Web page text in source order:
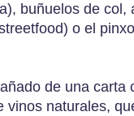
buñuelos de col,
o el
de una carta
vinos naturales,